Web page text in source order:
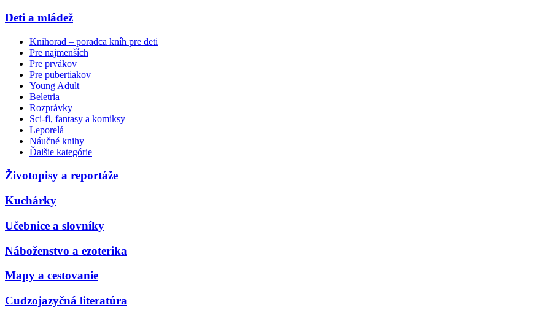
Deti a mládež
Knihorad – poradca kníh pre deti
Pre najmenších
Pre prvákov
Pre pubertiakov
Young Adult
Beletria
Rozprávky
Sci-fi, fantasy a komiksy
Leporelá
Náučné knihy
Ďalšie kategórie
Životopisy a reportáže
Kuchárky
Učebnice a slovníky
Náboženstvo a ezoterika
Mapy a cestovanie
Cudzojazyčná literatúra